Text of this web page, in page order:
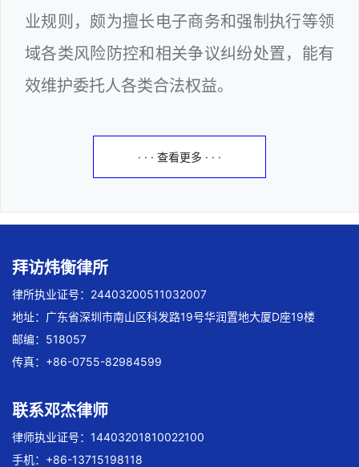
业规则，颇为擅长电子商务和强制执行等领
域各类风险防控和相关争议纠纷处置，能有
效维护委托人各类合法权益。
· · · 查看更多 · · ·
拜访炜衡律所
律所执业证号：24403200511032007
地址：广东省深圳市南山区科发路19号华润置地大厦D座19楼
邮编：518057
传真：+86-0755-82984599
联系邓杰律师
律师执业证号：14403201810022100
手机：+86-13715198118